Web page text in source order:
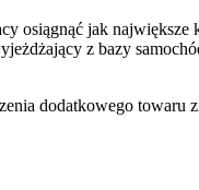
osiągnąć jak
z bazy
dodatkowego towaru